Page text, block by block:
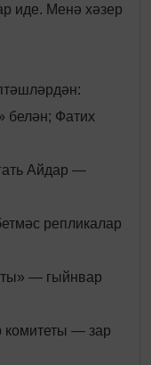
иде. Менә хәзер
белән; Фатих
Айдар —
репликалар
— гыйнвар
— зар